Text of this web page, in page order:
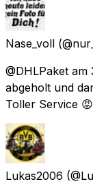
Nase_voll
@DHLPaket
abgeholt und
Toller Service
Lukas2006